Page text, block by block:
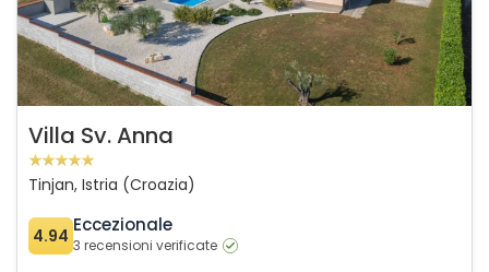
Villa Sv. Anna
Tinjan, Istria (Croazia)
4.94 Eccezionale
3 recensioni verificate